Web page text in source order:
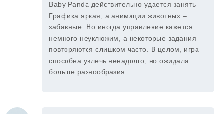
Baby Panda действительно удается занять.
Графика яркая, а анимации животных –
забавные. Но иногда управление кажется
немного неуклюжим, а некоторые задания
повторяются слишком часто. В целом, игра
способна увлечь ненадолго, но ожидала
больше разнообразия.